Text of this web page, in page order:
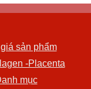
sản phẩm
-Placenta
mục